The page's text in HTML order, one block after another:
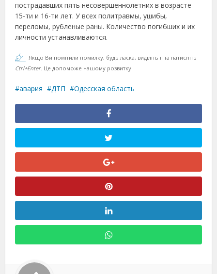
пострадавших пять несовершеннолетних в возрасте
15-ти и 16-ти лет. У всех политравмы, ушибы,
переломы, рубленые раны. Количество погибших и их
личности устанавливаются.
Якщо Ви помітили помилку, будь ласка, виділіть її та натисніть
Ctrl+Enter. Це допоможе нашому розвитку!
авария ДТП Одесская область